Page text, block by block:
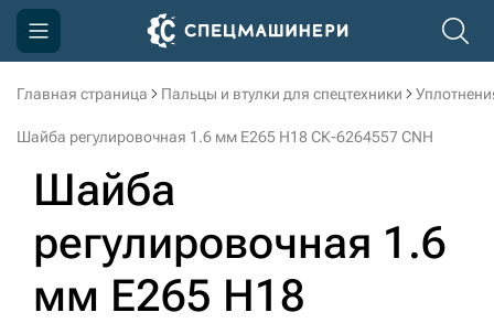
Главная страница Пальцы и втулки для спецтехники
Шайба регулировочная 1.6 мм E265 H18 СК-6264557 CNH
Шайба
регулировочная 1.6
мм E265 H18
Компания
Доставка и оплата
Информация
Контакты